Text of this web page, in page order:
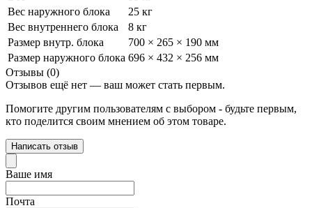
Вес наружного блока
25 кг
Вес внутреннего блока
8 кг
Размер внутр. блока
700 × 265 × 190 мм
Размер наружного блока 696 × 432 × 256 мм
Отзывы (0)
Отзывов ещё нет — ваш может стать первым.
Помогите другим пользователям с выбором - будьте первым,
кто поделится своим мнением об этом товаре.
Написать отзыв
Ваше имя
Почта